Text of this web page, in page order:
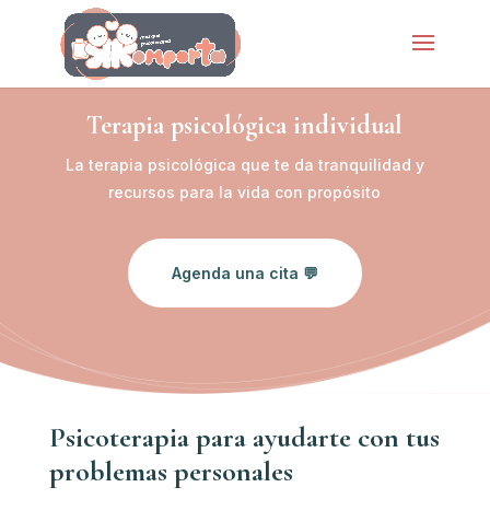
Terapia psicológica individual
La terapia psicológica que te da tranquilidad y
recursos para la vida con propósito
Agenda una cita 💬
Psicoterapia para ayudarte con tus
problemas personales